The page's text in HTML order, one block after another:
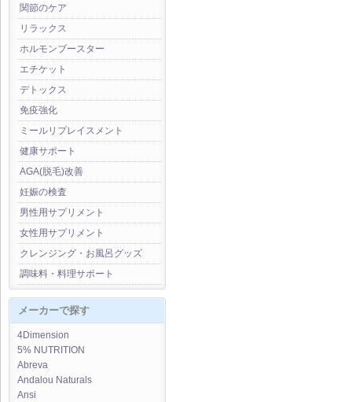
関節のケア
リラックス
ホルモンブースター
エチケット
デトックス
免疫強化
ミールリプレイスメント
健康サポート
AGA(脱毛)改善
妊娠の検査
男性用サプリメント
女性用サプリメント
クレンジング・お風呂グッズ
調味料・料理サポート
メーカーで探す
4Dimension
5% NUTRITION
Abreva
Andalou Naturals
Ansi